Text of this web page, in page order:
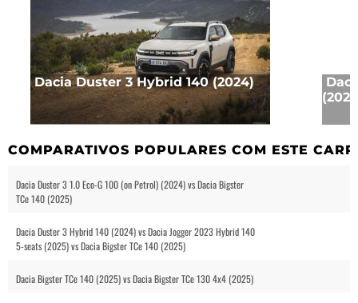
Dacia Duster 3 Hybrid 140 (2024)
COMPARATIVOS POPULARES COM ESTE
Dacia Duster 3 1.0 Eco-G 100 (on Petrol) (2024) vs Dacia Bigster
TCe 140 (2025)
Dacia Duster 3 Hybrid 140 (2024) vs Dacia Jogger 2023 Hybrid 140
5-seats (2025) vs Dacia Bigster TCe 140 (2025)
Dacia Bigster TCe 140 (2025) vs Dacia Bigster TCe 130 4x4 (2025)